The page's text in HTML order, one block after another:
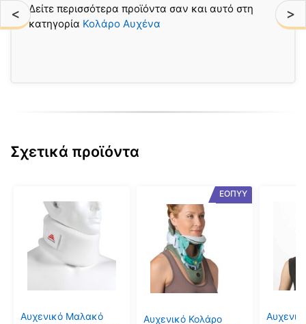
< >
Δείτε περισσότερα προϊόντα σαν και αυτό στη
κατηγορία Κολάρο Αυχένα
Σχετικά προϊόντα
Αυχενικό Μαλακό
προϊόν
έχει
πολλαπλές
παραλλαγές.
μπορούν
ΕΟΠΥΥ
Αυχενικό Κολάρο
προϊόν
πολλαπλές
παραλλαγές.
μπορούν